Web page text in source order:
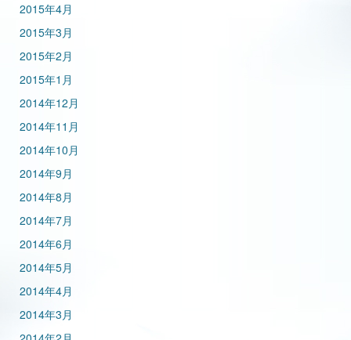
2015年4月
2015年3月
2015年2月
2015年1月
2014年12月
2014年11月
2014年10月
2014年9月
2014年8月
2014年7月
2014年6月
2014年5月
2014年4月
2014年3月